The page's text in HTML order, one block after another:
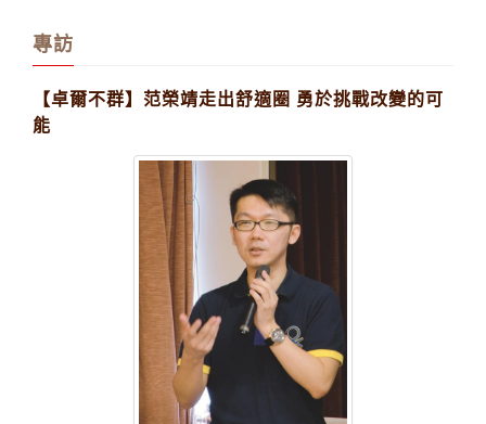
專訪
【卓爾不群】范榮靖走出舒適圈 勇於挑戰改變的可
能